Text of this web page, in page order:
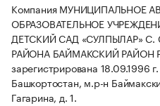
Компания МУНИЦИПАЛЬНОЕ
ОБРАЗОВАТЕЛЬНОЕ
ДЕТСКИЙ САД «СУЛПЫЛАР»
РАЙОНА БАЙМАКСКИЙ РАЙОН
зарегистрирована 18.09.1996
Башкортостан, м.р-н
Гагарина, д. 1.